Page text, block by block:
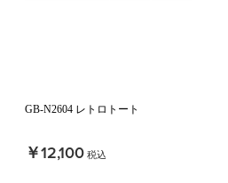
GB-N2604 レトロトート
￥12,100税込